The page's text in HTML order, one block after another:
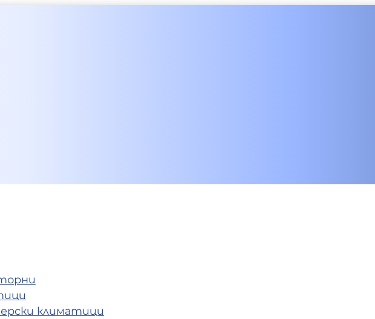
климатици